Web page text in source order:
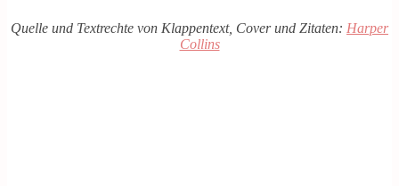
Quelle und Textrechte von Klappentext, Cover und Zitaten: Harper
Collins